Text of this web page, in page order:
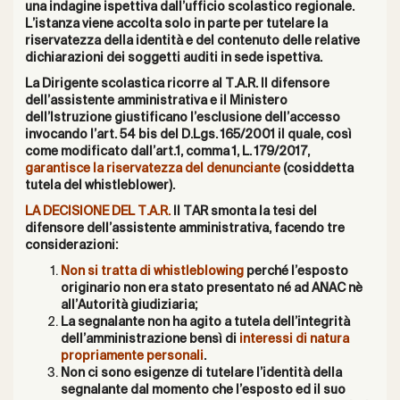
una indagine ispettiva dall’ufficio scolastico regionale.
L’istanza viene accolta solo in parte per tutelare la
riservatezza della identità e del contenuto delle relative
dichiarazioni dei soggetti auditi in sede ispettiva.
La Dirigente scolastica ricorre al T.A.R.
Il difensore
dell’assistente amministrativa e il Ministero
dell’Istruzione giustificano l’esclusione dell’accesso
invocando l’art. 54 bis del D.Lgs. 165/2001 il quale, così
come modificato dall’art.1, comma 1, L. 179/2017,
garantisce la riservatezza del denunciante(cosiddetta
tutela del whistleblower).
LA DECISIONE DEL T.A.R.
Il TAR smonta la tesi del
difensore dell’assistente amministrativa, facendo tre
considerazioni:
Non si tratta di whistleblowingperché l’esposto
originario non era stato presentato né ad ANAC nè
all’Autorità giudiziaria;
La segnalante non ha agito a tutela dell’integrità
dell’amministrazione bensì di interessi di natura
propriamente personali.
Non ci sono esigenze di tutelare l’identità della
segnalante dal momento che l’esposto ed il suo